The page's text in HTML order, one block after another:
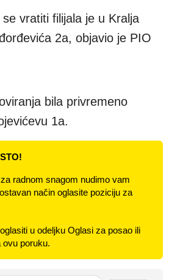
vratiti filijala je u Kralja
2a, objavio je PIO
bila privremeno
1a.
radnom snagom nudimo vam
način oglasite poziciju za
u odeljku Oglasi za posao ili
ovu poruku.